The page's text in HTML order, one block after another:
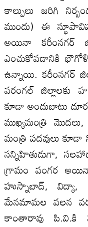
కాల్పులు జరిగి
ముందు) ఈ
అయినా కరీంనగర్‌
ఎంచుకోవడానికి
ఉన్నాయి. కరీంనగర్‌
వరంగల్‌ జిల్లాలకు
కూడా అందుబాటు
ముఖ్యమంత్రి
మంత్రి పదవులు
సన్నిహితుడుగా,
గ్రామం వంగర
హుస్నాబాద్‌, విద్యా,
మేనమామల వలన
కాంతారావు పి.వి.కి